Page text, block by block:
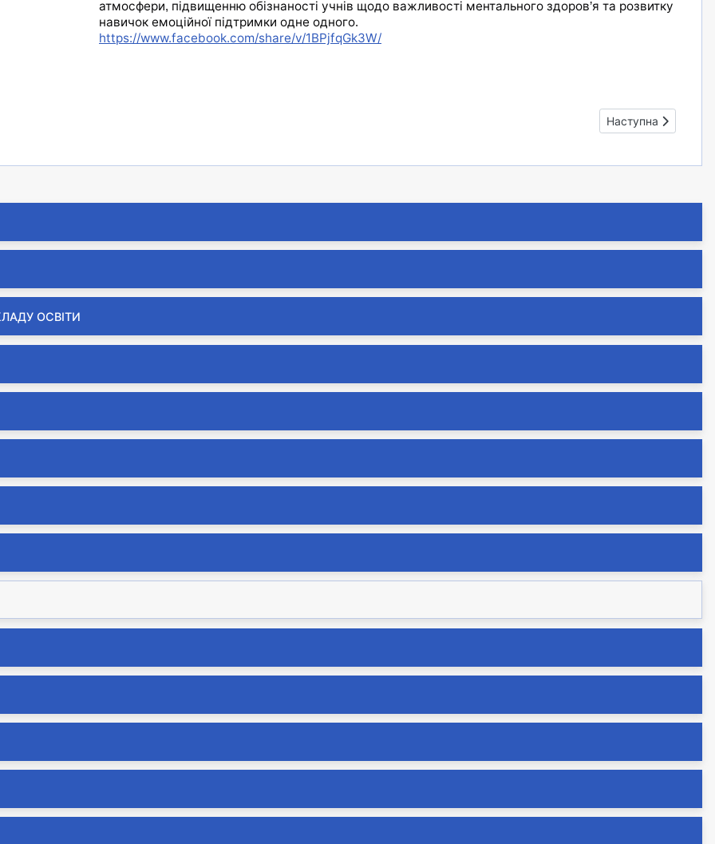
ОСВІТИ
атмосфери, підвищенню обізнаності учнів щодо важливості ментального здоров’я та розвитку
навичок емоційної підтримки одне одного.
https://www.facebook.com/share/v/1BPjfqGk3W/
Наступна стаття:
Наступна